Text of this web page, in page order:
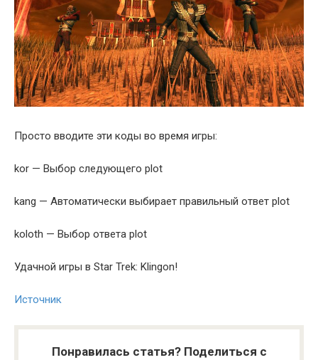
Просто вводите эти коды во время игры:
kor — Выбор следующего plot
kang — Автоматически выбирает правильный ответ plot
koloth — Выбор ответа plot
Удачной игры в Star Trek: Klingon!
Источник
Понравилась статья? Поделиться с